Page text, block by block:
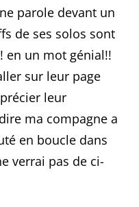
parole devant un
de ses solos sont
en un mot génial!!
sur leur page
leur
ma compagne a
en boucle dans
verrai pas de ci-